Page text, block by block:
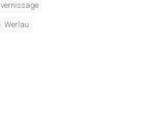
vernissage
Werlau